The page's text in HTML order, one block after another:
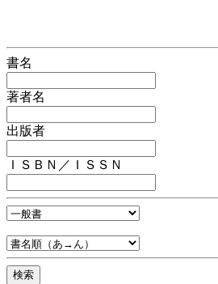
書名
著者名
出版者
ＩＳＢＮ／ＩＳＳＮ